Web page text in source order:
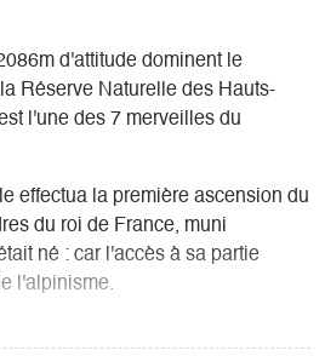
d'attitude dominent le
Réserve Naturelle des Hauts-
l'une des 7 merveilles du
effectua la première ascension du
du roi de France, muni
né : car l'accès à sa partie
l'alpinisme.
est la plus classique et la